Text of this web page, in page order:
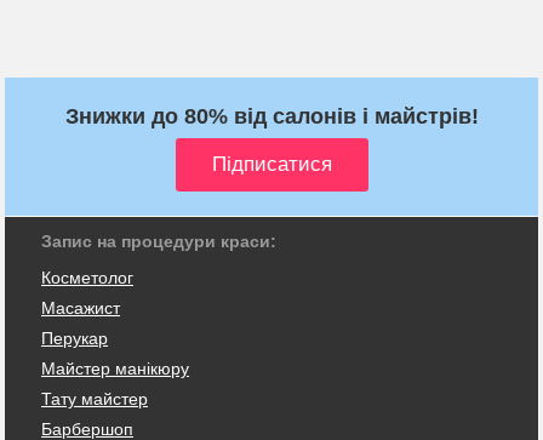
Знижки до 80% від салонів і майстрів!
Запис на процедури краси:
Косметолог
Масажист
Перукар
Майстер манікюру
Тату майстер
Барбершоп